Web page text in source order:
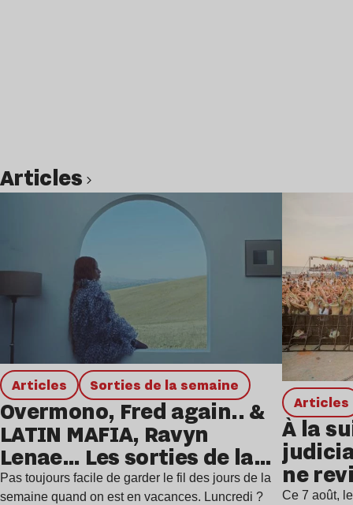
Articles
Articles Sorties de la semaine
Overmono, Fred again.. &
LATIN MAFIA, Ravyn
Lenae… Les sorties de la
semaine
Pas toujours facile de garder le fil des jours de la
semaine quand on est en vacances. Luncredi ?
Articles
À la
ne
Ce 7 août,